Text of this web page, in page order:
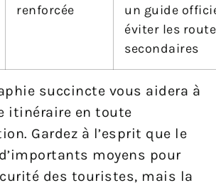
renforcée
un guide
éviter les
secondaires
succincte vous aidera à
itinéraire en toute
Gardez à l’esprit que le
moyens pour
des touristes, mais la